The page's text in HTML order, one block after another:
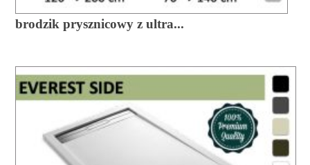
brodzik prysznicowy z ultra...